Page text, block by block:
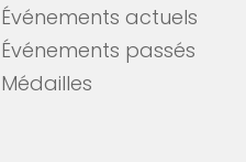
Événements actuels
Événements passés
Médailles